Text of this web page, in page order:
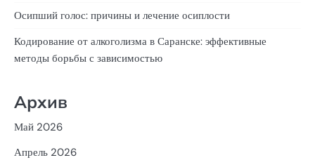
Осипший голос: причины и лечение осиплости
Кодирование от алкоголизма в Саранске: эффективные
методы борьбы с зависимостью
Архив
Май 2026
Апрель 2026